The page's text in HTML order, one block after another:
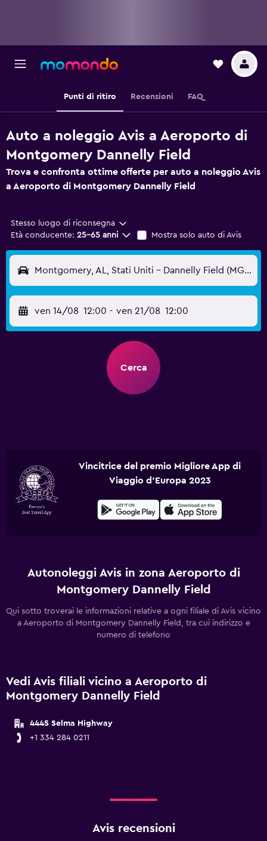
Punti di ritiro Recensioni FAQ
Auto a noleggio Avis a Aeroporto di
Montgomery Dannelly Field
Trova e confronta ottime offerte per auto a noleggio Avis
a Aeroporto di Montgomery Dannelly Field
Stesso luogo di riconsegna
Età conducente: 25-65 anni Mostra solo auto di Avis
Montgomery, AL, Stati Uniti - Dannelly Field (MGM)
ven 14/08 12:00 - ven 21/08 12:00
Cerca
Vincitrice del premio Migliore App di
Viaggio d'Europa 2023
Autonoleggi Avis in zona Aeroporto di
Montgomery Dannelly Field
Qui sotto troverai le informazioni relative a ogni filiale di Avis vicino
a Aeroporto di Montgomery Dannelly Field, tra cui indirizzo e
numero di telefono
Vedi Avis filiali vicino a Aeroporto di
Montgomery Dannelly Field
4445 Selma Highway
+1 334 284 0211
Avis recensioni